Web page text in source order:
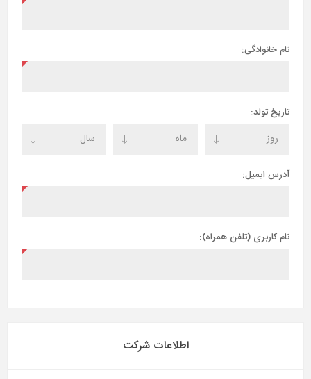
نام خانوادگی:
تاریخ تولد:
آدرس ایمیل:
نام کاربری (تلفن همراه):
اطلاعات شرکت